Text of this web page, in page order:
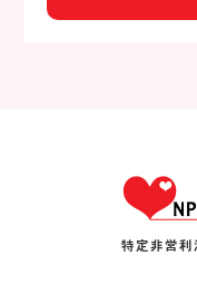
特定非営